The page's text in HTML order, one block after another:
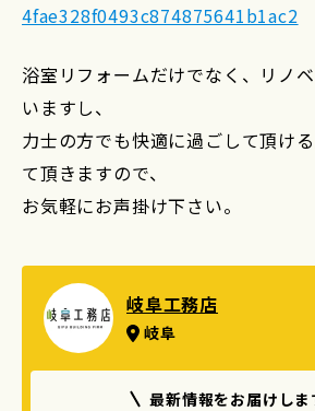
4fae328f0493c874875641b1ac2
浴室リフォームだけでなく、リノ
いますし、
力士の方でも快適に過ごして頂け
て頂きますので、
お気軽にお声掛け下さい。
岐阜工務店
岐阜
最新情報をお届けしま